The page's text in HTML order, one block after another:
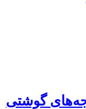
گوشتی